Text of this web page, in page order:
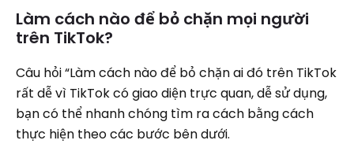
Làm cách nào để bỏ chặn mọi người
trên TikTok?
Câu hỏi “Làm cách nào để bỏ chặn ai đó trên TikTok
rất dễ vì TikTok có giao diện trực quan, dễ sử dụng,
bạn có thể nhanh chóng tìm ra cách bằng cách
thực hiện theo các bước bên dưới.